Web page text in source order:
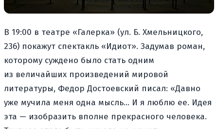
В 19:00 в театре «Галерка» (ул. Б. Хмельницкого,
236) покажут спектакль «Идиот». Задумав роман,
которому суждено было стать одним
из величайших произведений мировой
литературы, Федор Достоевский писал: «Давно
уже мучила меня одна мысль… И я люблю ее. Идея
эта — изобразить вполне прекрасного человека.